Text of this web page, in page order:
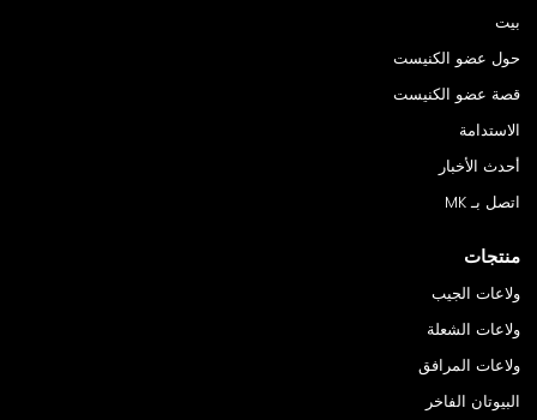
بيت
حول عضو الكنيست
قصة عضو الكنيست
الاستدامة
أحدث الأخبار
اتصل بـ MK
منتجات
ولاعات الجيب
ولاعات الشعلة
ولاعات المرافق
البيوتان الفاخر